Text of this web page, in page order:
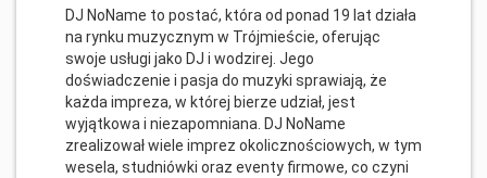
DJ NoName to postać, która od ponad 19 lat działa
na rynku muzycznym w Trójmieście, oferując
swoje usługi jako DJ i wodzirej. Jego
doświadczenie i pasja do muzyki sprawiają, że
każda impreza, w której bierze udział, jest
wyjątkowa i niezapomniana. DJ NoName
zrealizował wiele imprez okolicznościowych, w tym
wesela, studniówki oraz eventy firmowe, co czyni